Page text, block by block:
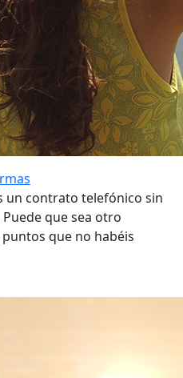
un contrato telefónico sin
que sea otro
que no habéis